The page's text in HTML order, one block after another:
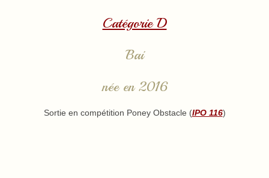
Catégorie D
Bai
née en 2016
Sortie en compétition Poney Obstacle (IPO 116)